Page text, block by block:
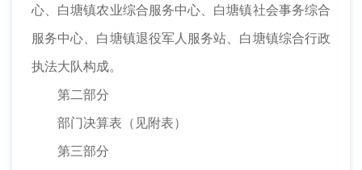
心、白塘镇农业综合服务中心、白塘镇社会事务综合
服务中心、白塘镇退役军人服务站、白塘镇综合行政
执法大队构成。
第二部分
部门决算表（见附表）
第三部分